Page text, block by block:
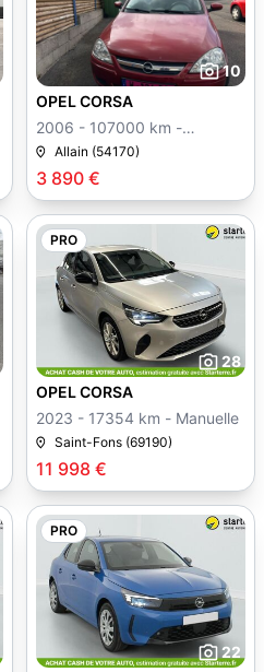
10
3 890 €
OPEL CORSA
2006 - 107000 km -
Manuelle
Allain (54170)
PRO
28
11 998 €
OPEL CORSA
2023 - 17354 km - Manuelle
Saint-Fons (69190)
PRO
22